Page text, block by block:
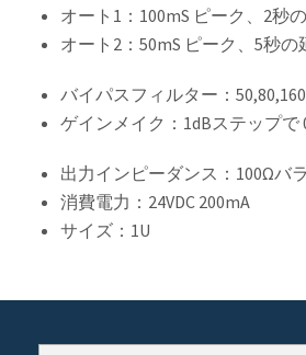
オート1：100mS ピーク、2秒
オート2：50mS ピーク、5秒
バイパスフィルター：
ゲインメイク：1dBステップで
出力インピーダンス：100Ωバ
消費電力：24VDC 200mA
サイズ：1U